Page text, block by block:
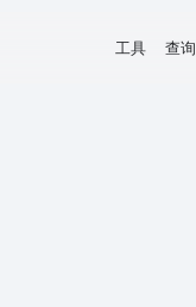
工具 查询